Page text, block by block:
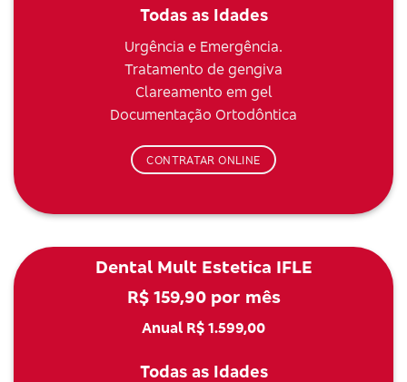
Todas as Idades
Urgência e Emergência.
Tratamento de gengiva
Clareamento em gel
Documentação Ortodôntica
CONTRATAR ONLINE
Dental Mult Estetica IFLE
R$ 159,90 por mês
Anual R$ 1.599,00
Todas as Idades